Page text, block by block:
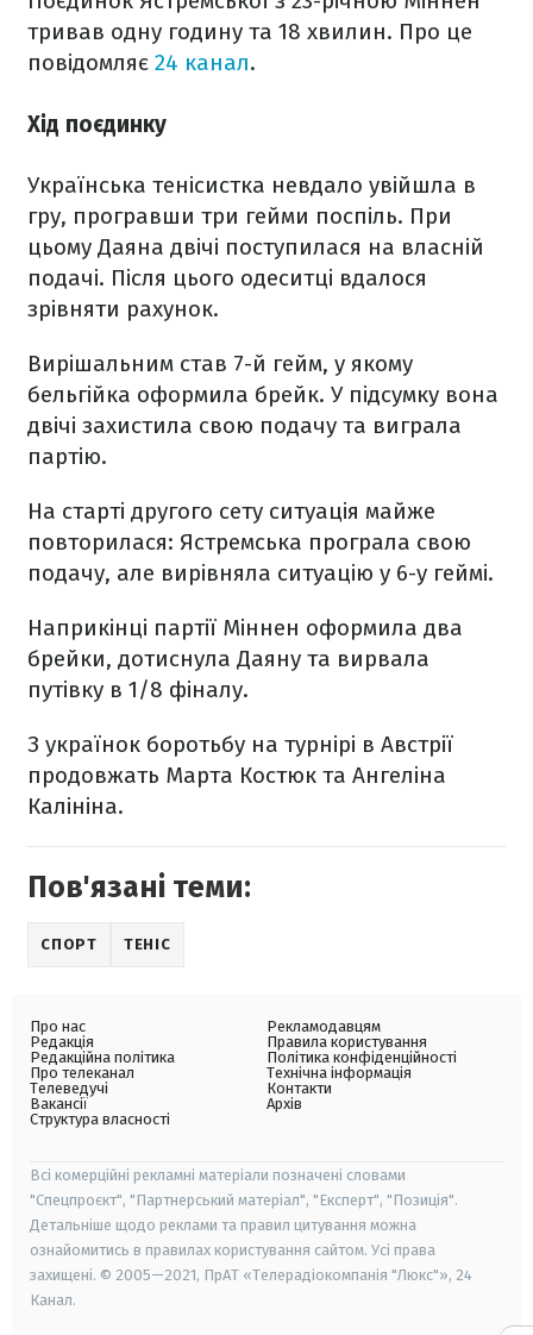
тривав одну годину та 18 хвилин. Про це
повідомляє 24 канал.
Хід поєдинку
Українська тенісистка невдало увійшла в
гру, програвши три гейми поспіль. При
цьому Даяна двічі поступилася на власній
подачі. Після цього одеситці вдалося
зрівняти рахунок.
Вирішальним став 7-й гейм, у якому
бельгійка оформила брейк. У підсумку вона
двічі захистила свою подачу та виграла
партію.
На старті другого сету ситуація майже
повторилася: Ястремська програла свою
подачу, але вирівняла ситуацію у 6-у геймі.
Наприкінці партії Міннен оформила два
брейки, дотиснула Даяну та вирвала
путівку в 1/8 фіналу.
З українок боротьбу на турнірі в Австрії
продовжать Марта Костюк та Ангеліна
Калініна.
Пов'язані теми:
СПОРТ ТЕНІС
Про нас
Редакція
Редакційна політика
Про телеканал
Телеведучі
Вакансії
Структура власності
Рекламодавцям
Правила користування
Політика конфіденційності
Технічна інформація
Контакти
Архів
Всі комерційні рекламні матеріали позначені словами
"Спецпроєкт", "Партнерський матеріал", "Експерт", "Позиція".
Детальніше щодо реклами та правил цитування можна
ознайомитись в правилах користування сайтом. Усі права
захищені. © 2005—2021, ПрАТ «Телерадіокомпанія "Люкс"», 24
Канал.